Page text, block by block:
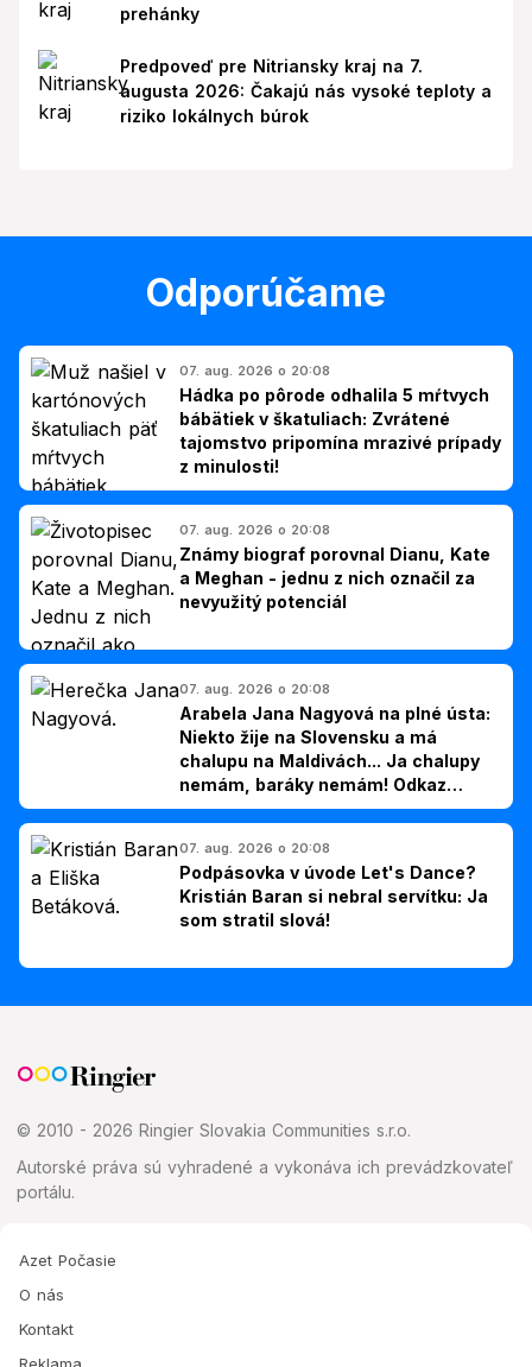
prehánky
Predpoveď pre Nitriansky kraj na 7.
augusta 2026: Čakajú nás vysoké teploty a
riziko lokálnych búrok
Odporúčame
07. aug. 2026 o 20:08
Hádka po pôrode odhalila 5 mŕtvych
bábätiek v škatuliach: Zvrátené
tajomstvo pripomína mrazivé prípady
z minulosti!
07. aug. 2026 o 20:08
Známy biograf porovnal Dianu, Kate
a Meghan - jednu z nich označil za
nevyužitý potenciál
07. aug. 2026 o 20:08
Arabela Jana Nagyová na plné ústa:
Niekto žije na Slovensku a má
chalupu na Maldivách... Ja chalupy
nemám, baráky nemám! Odkaz
Slovákom
07. aug. 2026 o 20:08
Podpásovka v úvode Let's Dance?
Kristián Baran si nebral servítku: Ja
som stratil slová!
© 2010 - 2026 Ringier Slovakia Communities s.r.o.
Autorské práva sú vyhradené a vykonáva ich prevádzkovateľ
portálu.
Azet Počasie
O nás
Kontakt